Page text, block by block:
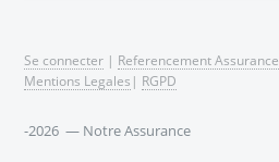
Se connecter | Referencement Assurance
Mentions Legales | RGPD
-2026 — Notre Assurance